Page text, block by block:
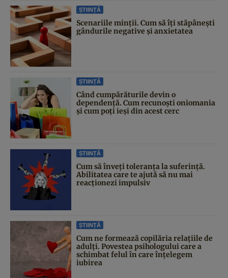
ȘTIINȚĂ
Scenariile minții. Cum să îți stăpânești
gândurile negative și anxietatea
ȘTIINȚĂ
Când cumpărăturile devin o
dependență. Cum recunoști oniomania
și cum poți ieși din acest cerc
ȘTIINȚĂ
Cum să înveți toleranța la suferință.
Abilitatea care te ajută să nu mai
reacționezi impulsiv
ȘTIINȚĂ
Cum ne formează copilăria relațiile de
adulți. Povestea psihologului care a
schimbat felul în care înțelegem
iubirea